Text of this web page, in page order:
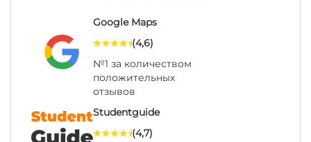
Google Maps
(4,6)
№1 за количеством
положительных
отзывов
Studentguide
(4,7)